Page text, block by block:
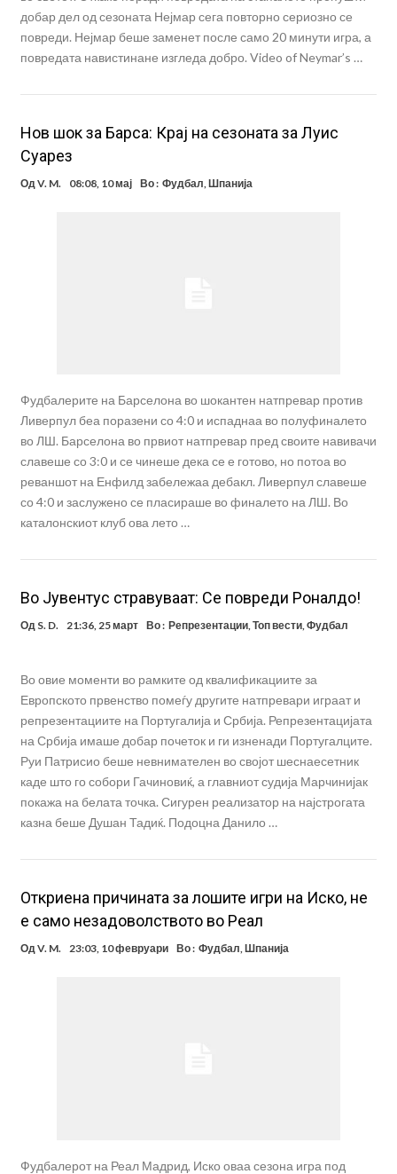
добар дел од сезоната Нејмар сега повторно сериозно се
повреди. Нејмар беше заменет после само 20 минути игра, а
повредата навистинане изгледа добро. Video of Neymar’s …
Нов шок за Барса: Крај на сезоната за Луис
Суарез
ОдV. M. 08:08, 10 мај Во : Фудбал,Шпанија
Фудбалерите на Барселона во шокантен натпревар против
Ливерпул беа поразени со 4:0 и испаднаа во полуфиналето
во ЛШ. Барселона во првиот натпревар пред своите навивачи
славеше со 3:0 и се чинеше дека се е готово, но потоа во
реваншот на Енфилд забележаа дебакл. Ливерпул славеше
со 4:0 и заслужено се пласираше во финалето на ЛШ. Во
каталонскиот клуб ова лето …
Во Јувентус стравуваат: Се повреди Роналдо!
Од S. D. 21:36, 25 март Во : Репрезентации,Топ вести,Фудбал
Во овие моменти во рамките од квалификациите за
Европското првенство помеѓу другите натпревари играат и
репрезентациите на Португалија и Србија. Репрезентацијата
на Србија имаше добар почеток и ги изненади Португалците.
Руи Патрисио беше невнимателен во својот шеснаесетник
каде што го собори Гачиновиќ, а главниот судија Марчинијак
покажа на белата точка. Сигурен реализатор на најстрогата
казна беше Душан Тадиќ. Подоцна Данило …
Откриена причината за лошите игри на Иско, не
е само незадоволството во Реал
ОдV. M. 23:03, 10 февруари Во : Фудбал,Шпанија
Фудбалерот на Реал Мадрид, Иско оваа сезона игра под